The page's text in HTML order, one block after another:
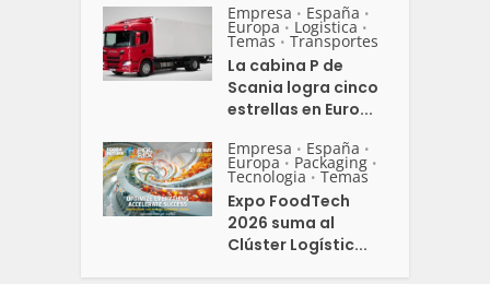
Empresa • España •
Europa • Logistica •
Temas • Transportes
La cabina P de
Scania logra cinco
estrellas en Euro...
Empresa • España •
Europa • Packaging •
Tecnologia • Temas
Expo FoodTech
2026 suma al
Clúster Logístic...